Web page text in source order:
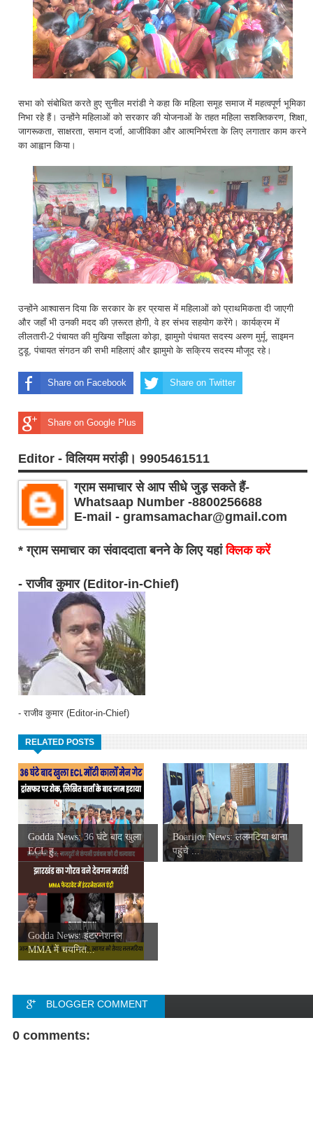
सभा को संबोधित करते हुए सुनील मरांडी ने कहा कि महिला समूह समाज में महत्वपूर्ण भूमिका
निभा रहे हैं। उन्होंने महिलाओं को सरकार की योजनाओं के तहत महिला सशक्तिकरण, शिक्षा,
जागरूकता, साक्षरता, समान दर्जा, आजीविका और आत्मनिर्भरता के लिए लगातार काम करने
का आह्वान किया।
उन्होंने आश्वासन दिया कि सरकार के हर प्रयास में महिलाओं को प्राथमिकता दी जाएगी
और जहाँ भी उनकी मदद की ज़रूरत होगी, वे हर संभव सहयोग करेंगे। कार्यक्रम में
लीलतारी-2 पंचायत की मुखिया साँझला कोड़ा, झामुमो पंचायत सदस्य अरुण मुर्मू, साइमन
टुडू, पंचायत संगठन की सभी महिलाएं और झामुमो के सक्रिय सदस्य मौजूद रहे।
Share on Facebook Share on Twitter
Share on Google Plus
Editor - विलियम मरांड़ी। 9905461511
ग्राम समाचार से आप सीधे जुड़ सकते हैं-
Whatsaap Number -8800256688
E-mail - gramsamachar@gmail.com
* ग्राम समाचार का संवाददाता बनने के लिए यहांक्लिक करें
- राजीव कुमार (Editor-in-Chief)
- राजीव कुमार (Editor-in-Chief)
RELATED POSTS
Godda News: 36 घंटे बाद खुला
ECL हु...
Boarijor News: ललमटिया थाना
पहुंचे ...
Godda News: इंटरनेशनल
MMA में चयनित...
BLOGGER COMMENT
FACEBOOK COMMENT
0 comments: